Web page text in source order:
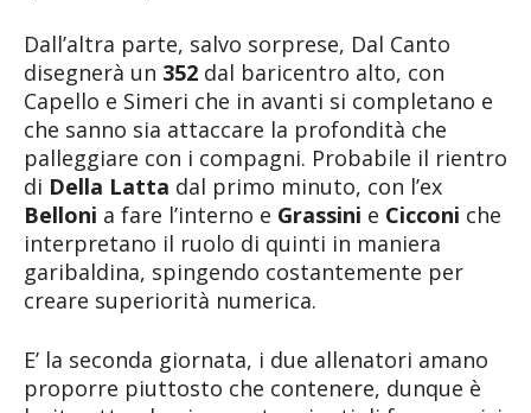
Dall’altra parte, salvo sorprese, Dal Canto
disegnerà un 352 dal baricentro alto, con
Capello e Simeri che in avanti si completano e
che sanno sia attaccare la profondità che
palleggiare con i compagni. Probabile il rientro
di Della Latta dal primo minuto, con l’ex
Belloni a fare l’interno e Grassini e Cicconi che
interpretano il ruolo di quinti in maniera
garibaldina, spingendo costantemente per
creare superiorità numerica.
E’ la seconda giornata, i due allenatori amano
proporre piuttosto che contenere, dunque è